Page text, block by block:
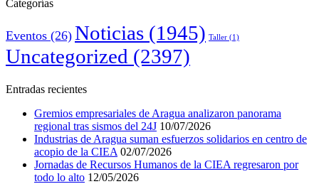
Categorías
Eventos (26) Noticias (1945) Taller (1)
Uncategorized (2397)
Entradas recientes
Gremios empresariales de Aragua analizaron panorama
regional tras sismos del 24J 10/07/2026
Industrias de Aragua suman esfuerzos solidarios en centro de
acopio de la CIEA 02/07/2026
Jornadas de Recursos Humanos de la CIEA regresaron por
todo lo alto 12/05/2026